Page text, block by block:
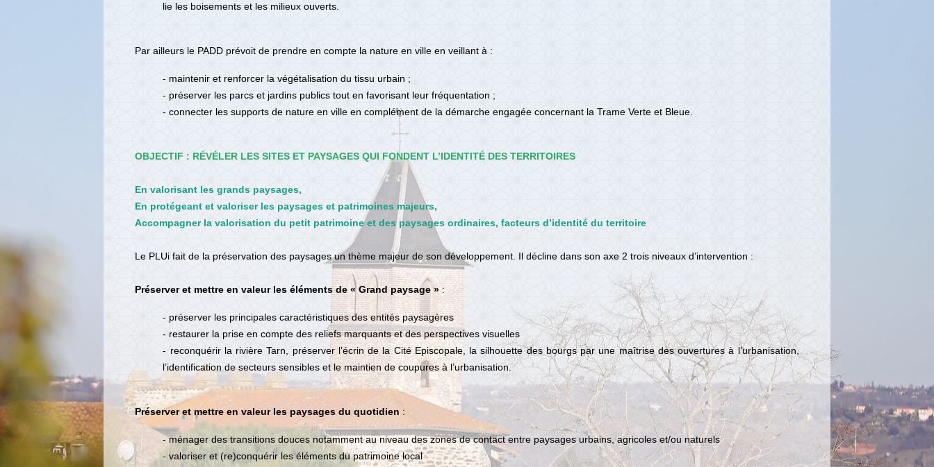
lie les boisements et les milieux ouverts.
Par ailleurs le PADD prévoit de prendre en compte la nature en ville en veillant à :
- maintenir et renforcer la végétalisation du tissu urbain ;
- préserver les parcs et jardins publics tout en favorisant leur fréquentation ;
- connecter les supports de nature en ville en complément de la démarche engagée concernant la Trame Verte et Bleue.
OBJECTIF : RÉVÉLER LES SITES ET PAYSAGES QUI FONDENT L’IDENTITÉ DES TERRITOIRES
En valorisant les grands paysages,
En protégeant et valoriser les paysages et patrimoines majeurs,
Accompagner la valorisation du petit patrimoine et des paysages ordinaires, facteurs d’identité du territoire
Le PLUi fait de la préservation des paysages un thème majeur de son développement. Il décline dans son axe 2 trois niveaux d’intervention :
Préserver et mettre en valeur les éléments de « Grand paysage »:
- préserver les principales caractéristiques des entités paysagères
- restaurer la prise en compte des reliefs marquants et des perspectives visuelles
- reconquérir la rivière Tarn, préserver l’écrin de la Cité Episcopale, la silhouette des bourgs par une maîtrise des ouvertures à l’urbanisation,
l’identification de secteurs sensibles et le maintien de coupures à l’urbanisation.
Préserver et mettre en valeur les paysages du quotidien:
- ménager des transitions douces notamment au niveau des zones de contact entre paysages urbains, agricoles et/ou naturels
- valoriser et (re)conquérir les éléments du patrimoine local